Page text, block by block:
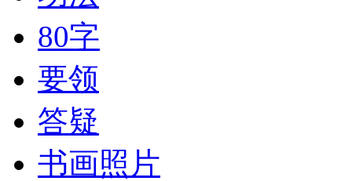
80字
要领
答疑
书画照片